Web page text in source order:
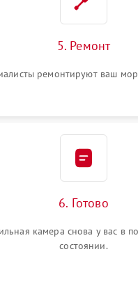
5. Ремонт
ремонтируют ваш
6. Готово
камера снова у вас в
состоянии.